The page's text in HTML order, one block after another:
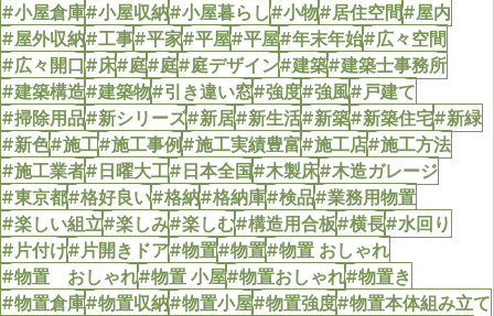
#小屋倉庫#小屋収納#小屋暮らし#小物#居住空間#屋内
#屋外収納#工事#平家#平屋#平屋#年末年始#広々空間
#広々開口#床#庭#庭#庭デザイン#建築#建築士事務所
#建築構造#建築物#引き違い窓#強度#強風#戸建て
#掃除用品#新シリーズ#新居#新生活#新築#新築住宅#新緑
#新色#施工#施工事例#施工実績豊富#施工店#施工方法
#施工業者#日曜大工#日本全国#木製床#木造ガレージ
#東京都#格好良い#格納#格納庫#検品#業務用物置
#楽しい組立#楽しみ#楽しむ#構造用合板#横長#水回り
#片付け#片開きドア#物置#物置#物置 おしゃれ
#物置 おしゃれ#物置 小屋#物置おしゃれ#物置き
#物置倉庫#物置収納#物置小屋#物置強度#物置本体組み立て